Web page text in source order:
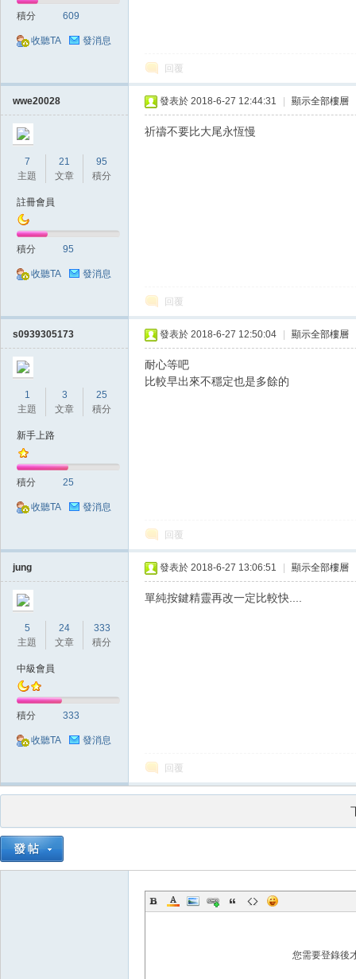
天
M
積分 609
收聽TA 發消息
回覆
wwe20028
7
主題
21
文章
95
積分
註冊會員
積分 95
收聽TA 發消息
發表於 2018-6-27 12:44:31 顯示全部樓層
祈禱不要比大尾永恆慢
回覆
s0939305173
1
主題
3
文章
25
積分
新手上路
積分 25
收聽TA 發消息
發表於 2018-6-27 12:50:04 顯示全部樓層
耐心等吧
比較早出來不穩定也是多餘的
回覆
jung
5
主題
24
文章
333
積分
中級會員
積分 333
收聽TA 發消息
發表於 2018-6-27 13:06:51 顯示全部樓層
單純按鍵精靈再改一定比較快....
回覆
您需要登錄後